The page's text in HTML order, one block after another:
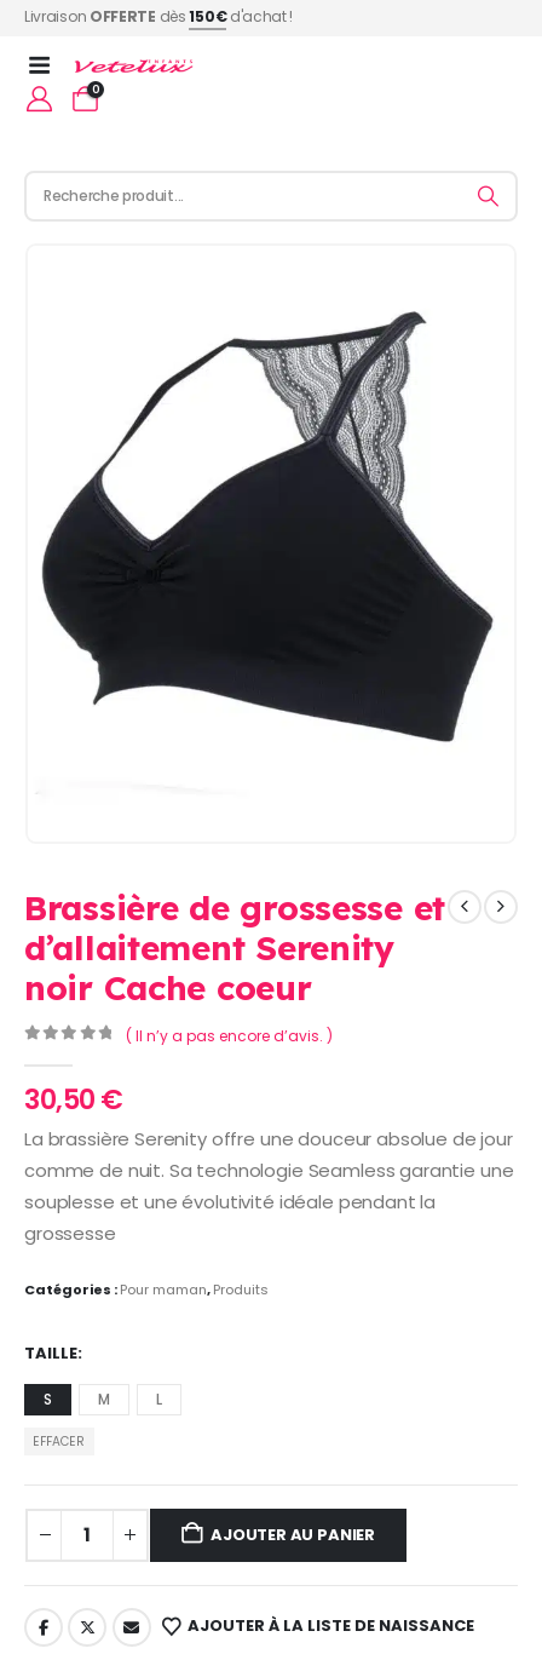
Livraison OFFERTE dès150€d'achat !
0
Brassière de grossesse et
d’allaitement Serenity
noir Cache coeur
( Il n’y a pas encore d’avis. )
30,50€
La brassière Serenity offre une douceur absolue de jour
comme de nuit. Sa technologie Seamless garantie une
souplesse et une évolutivité idéale pendant la
grossesse
Catégories :Pour maman,Produits
TAILLE
S M L
EFFACER
AJOUTER AU PANIER
AJOUTER À LA LISTE DE NAISSANCE